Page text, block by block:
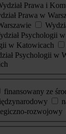
Prawa i
Prawa w
Psychologii
w Katowicach
Psychologii w
finansowany ze
rozwojowy